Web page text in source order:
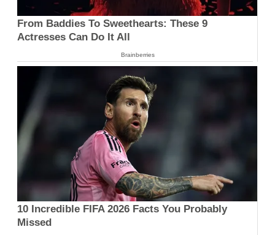
From Baddies To Sweethearts: These 9
Actresses Can Do It All
Brainberries
10 Incredible FIFA 2026 Facts You Probably
Missed